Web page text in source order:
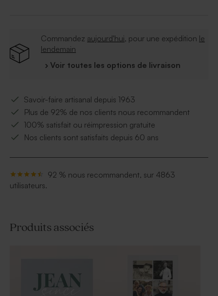
Commandez aujourd'hui, pour une expédition le
lendemain
› Voir toutes les options de livraison
Savoir-faire artisanal depuis 1963
Plus de 92% de nos clients nous recommandent
100% satisfait ou réimpression gratuite
Nos clients sont satisfaits depuis 60 ans
92 % nous recommandent, sur 4863
utilisateurs.
Produits associés